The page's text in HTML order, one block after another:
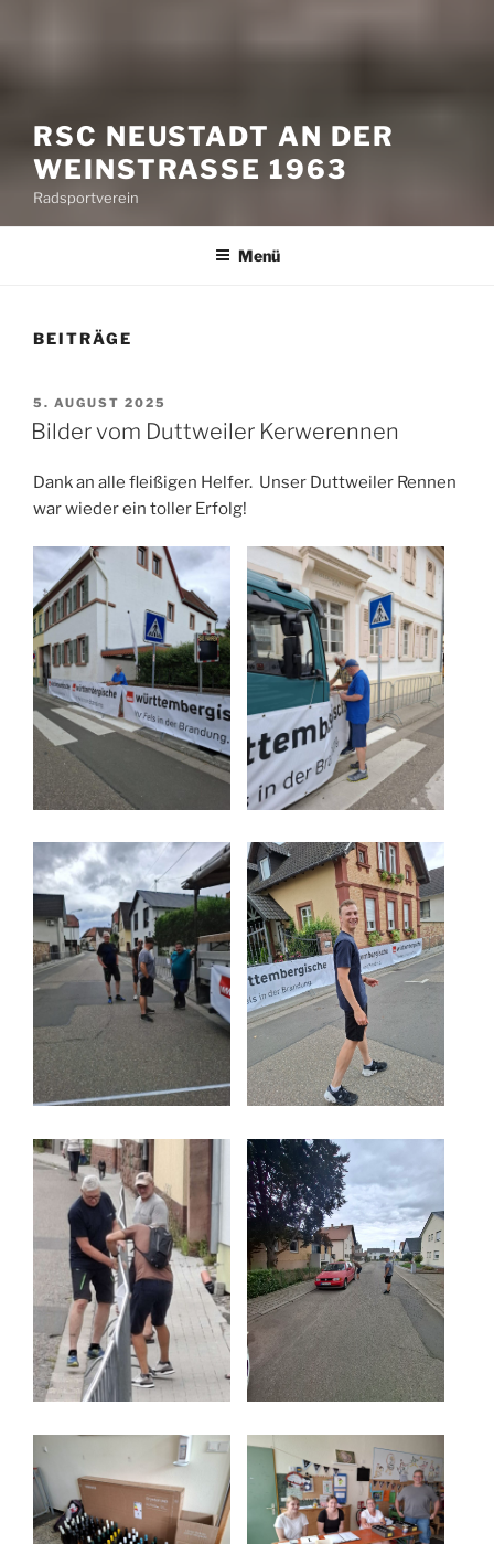
RSC NEUSTADT AN DER
WEINSTRASSE 1963
Radsportverein
Menü
BEITRÄGE
VERÖFFENTLICHT
AM
5. AUGUST 2025
Bilder vom Duttweiler Kerwerennen
Dank an alle fleißigen Helfer. Unser Duttweiler Rennen
war wieder ein toller Erfolg!